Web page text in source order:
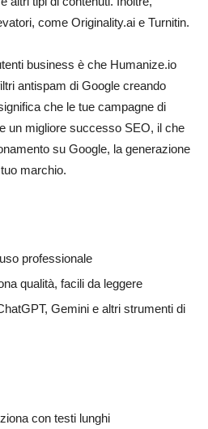
come Originality.ai e Turnitin.
business è che Humanize.io
antispam di Google creando
che le tue campagne di
un migliore successo SEO, il che
su Google, la generazione
marchio.
professionale
qualità, facili da leggere
Gemini e altri strumenti di
con testi lunghi